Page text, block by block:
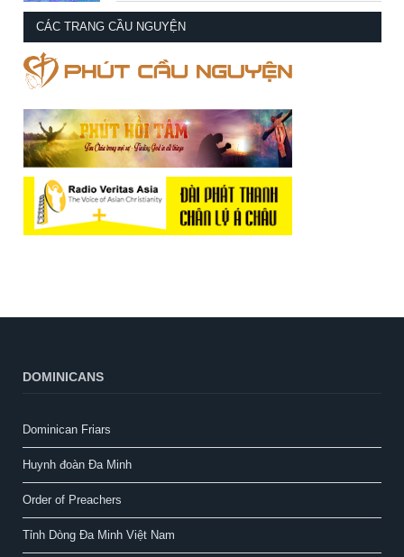
CÁC TRANG CẦU NGUYỆN
DOMINICANS
Dominican Friars
Huynh đoàn Đa Minh
Order of Preachers
Tỉnh Dòng Đa Minh Việt Nam